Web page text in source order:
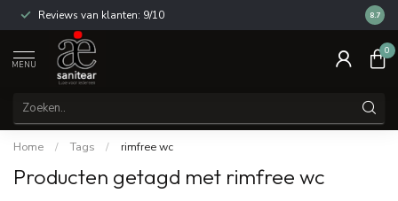
Reviews van klanten: 9/10 14
8.7
MENU
0
Home / Tags / rimfree wc
Producten getagd met rimfree wc